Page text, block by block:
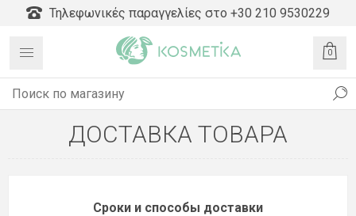
Τηλεφωνικές παραγγελίες στο +30 210 9530229
0
ДОСТАВКА ТОВАРА
Сроки и способы доставки